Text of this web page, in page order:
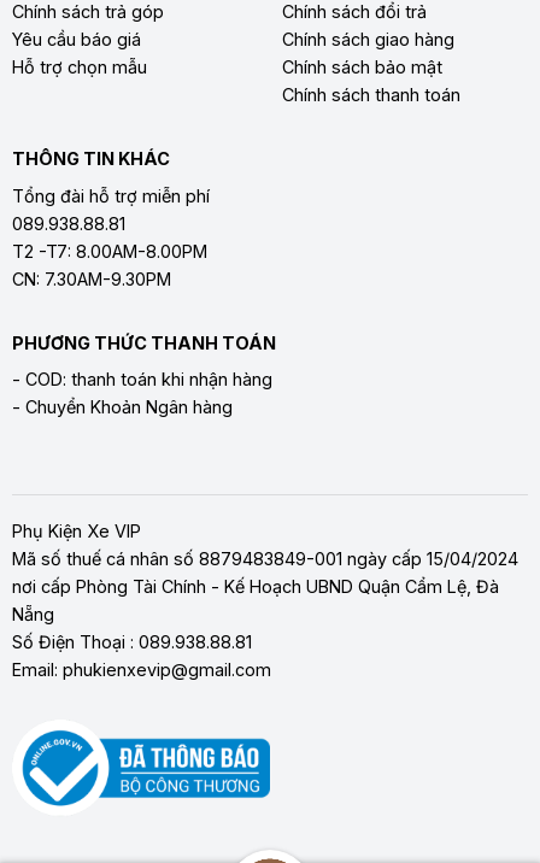
Chính sách trả góp
Yêu cầu báo giá
Hỗ trợ chọn mẫu
Chính sách đổi trả
Chính sách giao hàng
Chính sách bảo mật
Chính sách thanh toán
THÔNG TIN KHÁC
Tổng đài hỗ trợ miễn phí
089.938.88.81
T2 -T7: 8.00AM-8.00PM
CN: 7.30AM-9.30PM
PHƯƠNG THỨC THANH TOÁN
- COD: thanh toán khi nhận hàng
- Chuyển Khoản Ngân hàng
Phụ Kiện Xe VIP
Mã số thuế cá nhân số 8879483849-001 ngày cấp 15/04/2024
nơi cấp Phòng Tài Chính - Kế Hoạch UBND Quận Cẩm Lệ, Đà
Nẵng
Số Điện Thoại : 089.938.88.81
Email: phukienxevip@gmail.com